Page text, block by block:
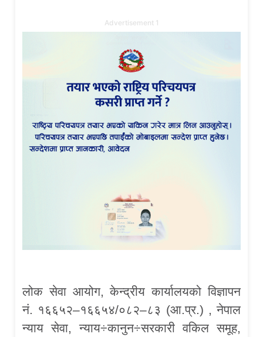
Advertisement 1
लोक सेवा आयोग, केन्द्रीय कार्यालयको विज्ञापन
नं. १६६५२–१६६५४/०८२–८३ (आ.प्र.) , नेपाल
न्याय सेवा, न्याय÷कानुन÷सरकारी वकिल समूह,